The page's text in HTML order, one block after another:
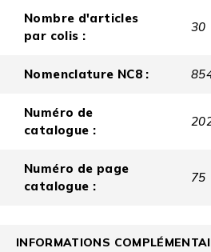
Nombre d'articles
par colis :
30
Nomenclature NC8 :
Numéro de
catalogue :
Numéro de page
catalogue :
75
INFORMATIONS